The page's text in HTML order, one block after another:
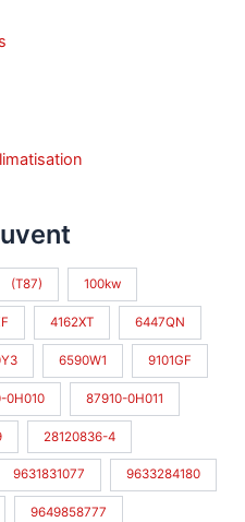
(T87) 100kw
4162XT 6447QN
6590W1 9101GF
0H010 87910-0H011
28120836-4
9631831077 9633284180
9649858777